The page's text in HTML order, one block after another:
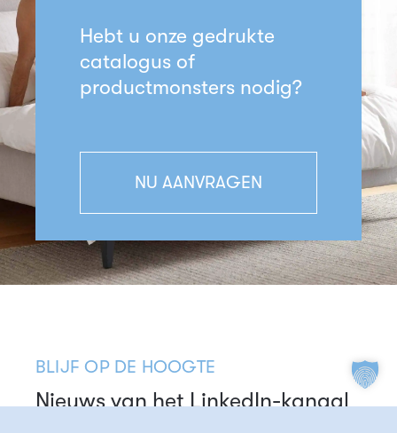
Hebt u onze gedrukte
catalogus of
productmonsters nodig?
NU AANVRAGEN
BLIJF OP DE HOOGTE
Nieuws van het LinkedIn-kanaal